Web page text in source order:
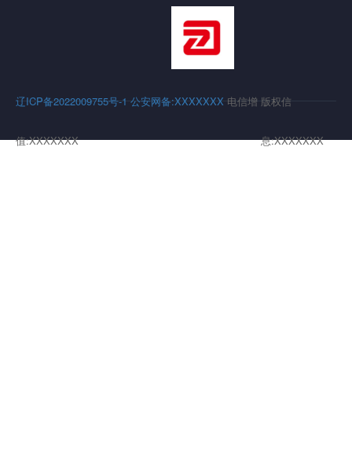
辽ICP备2022009755号-1 公安网备:XXXXXXX 电信增
值:XXXXXXX
版权信
息:XXXXXXX